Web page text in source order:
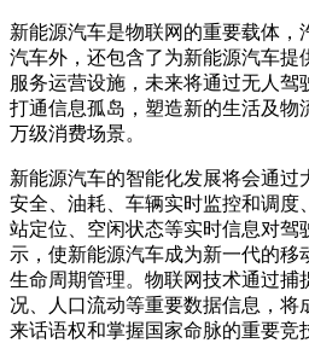
新能源汽车是物联网的重要载体，
汽车外，还包含了为新能源汽车提
服务运营设施，未来将通过无人
打通信息孤岛，塑造新的生活及物
万级消费场景。
新能源汽车的智能化发展将会通过
安全、油耗、车辆实时监控和调度
站定位、空闲状态等实时信息对驾
示，使新能源汽车成为新一代的移
生命周期管理。物联网技术通过捕
况、人口流动等重要数据信息，将
来话语权和掌握国家命脉的重要竞